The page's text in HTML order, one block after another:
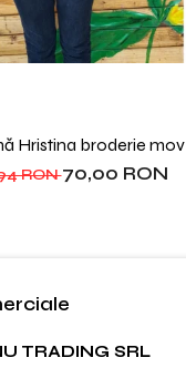
Hristina broderie mov
RON70,00 RON
TRADING SRL